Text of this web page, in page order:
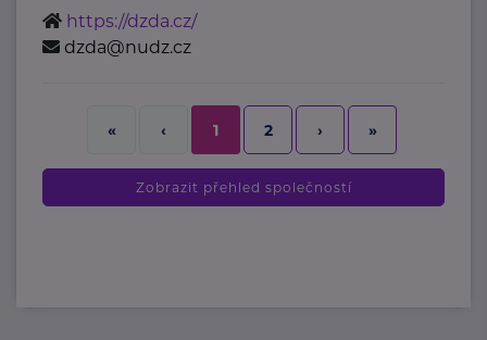
https://dzda.cz/
dzda@nudz.cz
« ‹ 1 2 › »
Zobrazit přehled společností